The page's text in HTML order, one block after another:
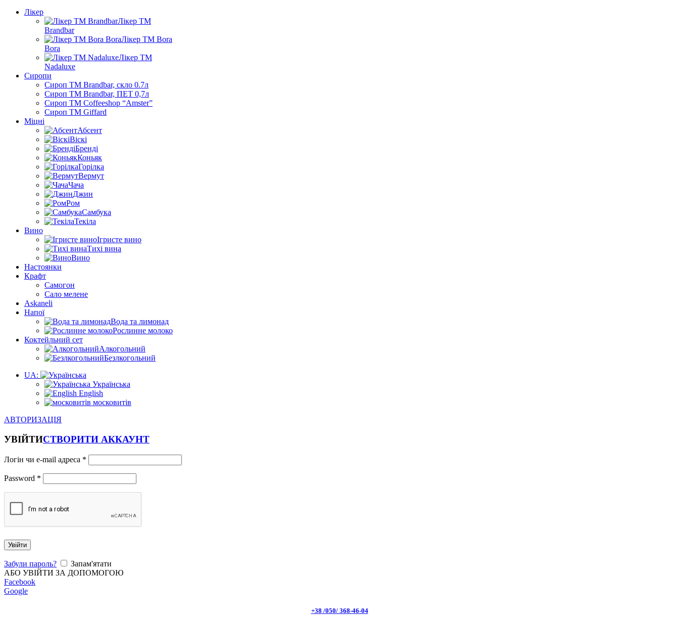
Лікер
Лікер ТМ
Brandbar
Лікер ТМ Bora
Bora
Лікер ТМ
Nadaluxe
Сиропи
Сироп TM Brandbar, скло 0.7л
Сироп TM Brandbar, ПЕТ 0,7л
Сироп TM Coffeeshop “Amster”
Сироп TM Giffard
Міцні
Абсент
Віскі
Бренді
Коньяк
Горілка
Вермут
Чача
Джин
Ром
Самбука
Текіла
Вино
Ігристе вино
Тихі вина
Вино
Настоянки
Крафт
Самогон
Сало мелене
Askaneli
Напої
Вода та лимонад
Рослинне молоко
Коктейльний сет
Алкогольний
Безлкогольний
UA:
Українська
English
московитів
АВТОРИЗАЦІЯ
УВІЙТИСТВОРИТИ АККАУНТ
Логін чи e-mail адреса *
Password *
Увійти
Забули пароль?
Запам'ятати
АБО УВІЙТИ ЗА ДОПОМОГОЮ
Facebook
Google
+38 /050/ 368-46-04